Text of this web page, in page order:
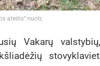
ateitis“ nuotr,
Vakarų